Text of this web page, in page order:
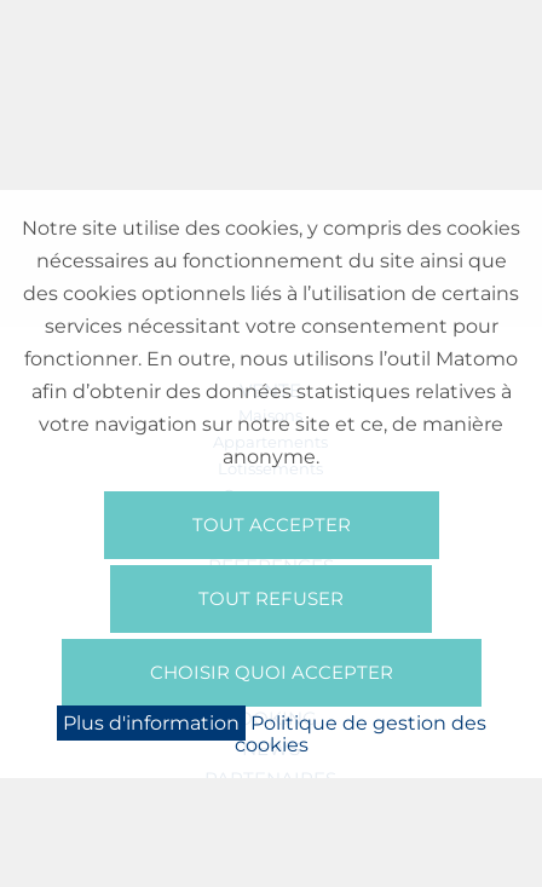
VENTE
Maisons
Appartements
Lotissements
Commerces
Bureaux
RÉFÉRENCES
SUR NOUS
Presse
BOOKING
NEWS
PARTENAIRES
Notre site utilise des cookies, y compris des cookies
nécessaires au fonctionnement du site ainsi que
des cookies optionnels liés à l’utilisation de certains
services nécessitant votre consentement pour
fonctionner. En outre, nous utilisons l’outil Matomo
afin d’obtenir des données statistiques relatives à
votre navigation sur notre site et ce, de manière
anonyme.
TOUT ACCEPTER
TOUT REFUSER
CHOISIR QUOI ACCEPTER
Plus d'information Politique de gestion des
cookies